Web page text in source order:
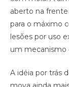
aberto na frente
para o máximo
lesões por uso
um mecanismo
A idéia por trás